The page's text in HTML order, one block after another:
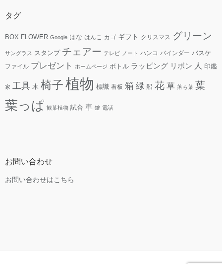
タグ
BOX FLOWER Google はな はんこ カゴ ギフト クリスマス グリーン
サングラス スタンプ チェアー テレビ ノート ハンコ バインダー バスケ
ファイル プレゼント ホームページ ボトル ラッピング リボン 人 印鑑
家 工具 木 椅子植物 標識 看板 箱 緑 船 花 草 落ち葉 葉
葉っぱ 観葉植物 試合 車 鍵 電話
お問い合わせ
お問い合わせはこちら